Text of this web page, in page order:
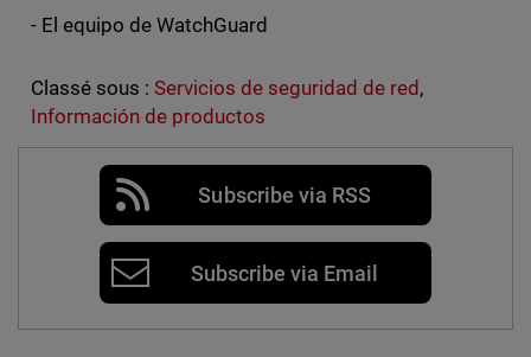
- El equipo de WatchGuard
Classé sous : Servicios de seguridad de red,
Información de productos
Subscribe via RSS
Subscribe via Email